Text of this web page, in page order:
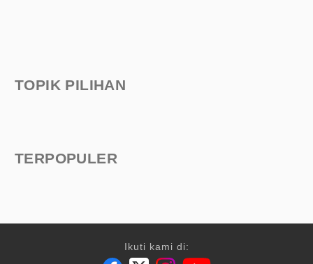
TOPIK PILIHAN
TERPOPULER
Ikuti kami di: